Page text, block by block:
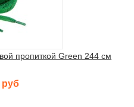
пропиткой Green 244 см
руб